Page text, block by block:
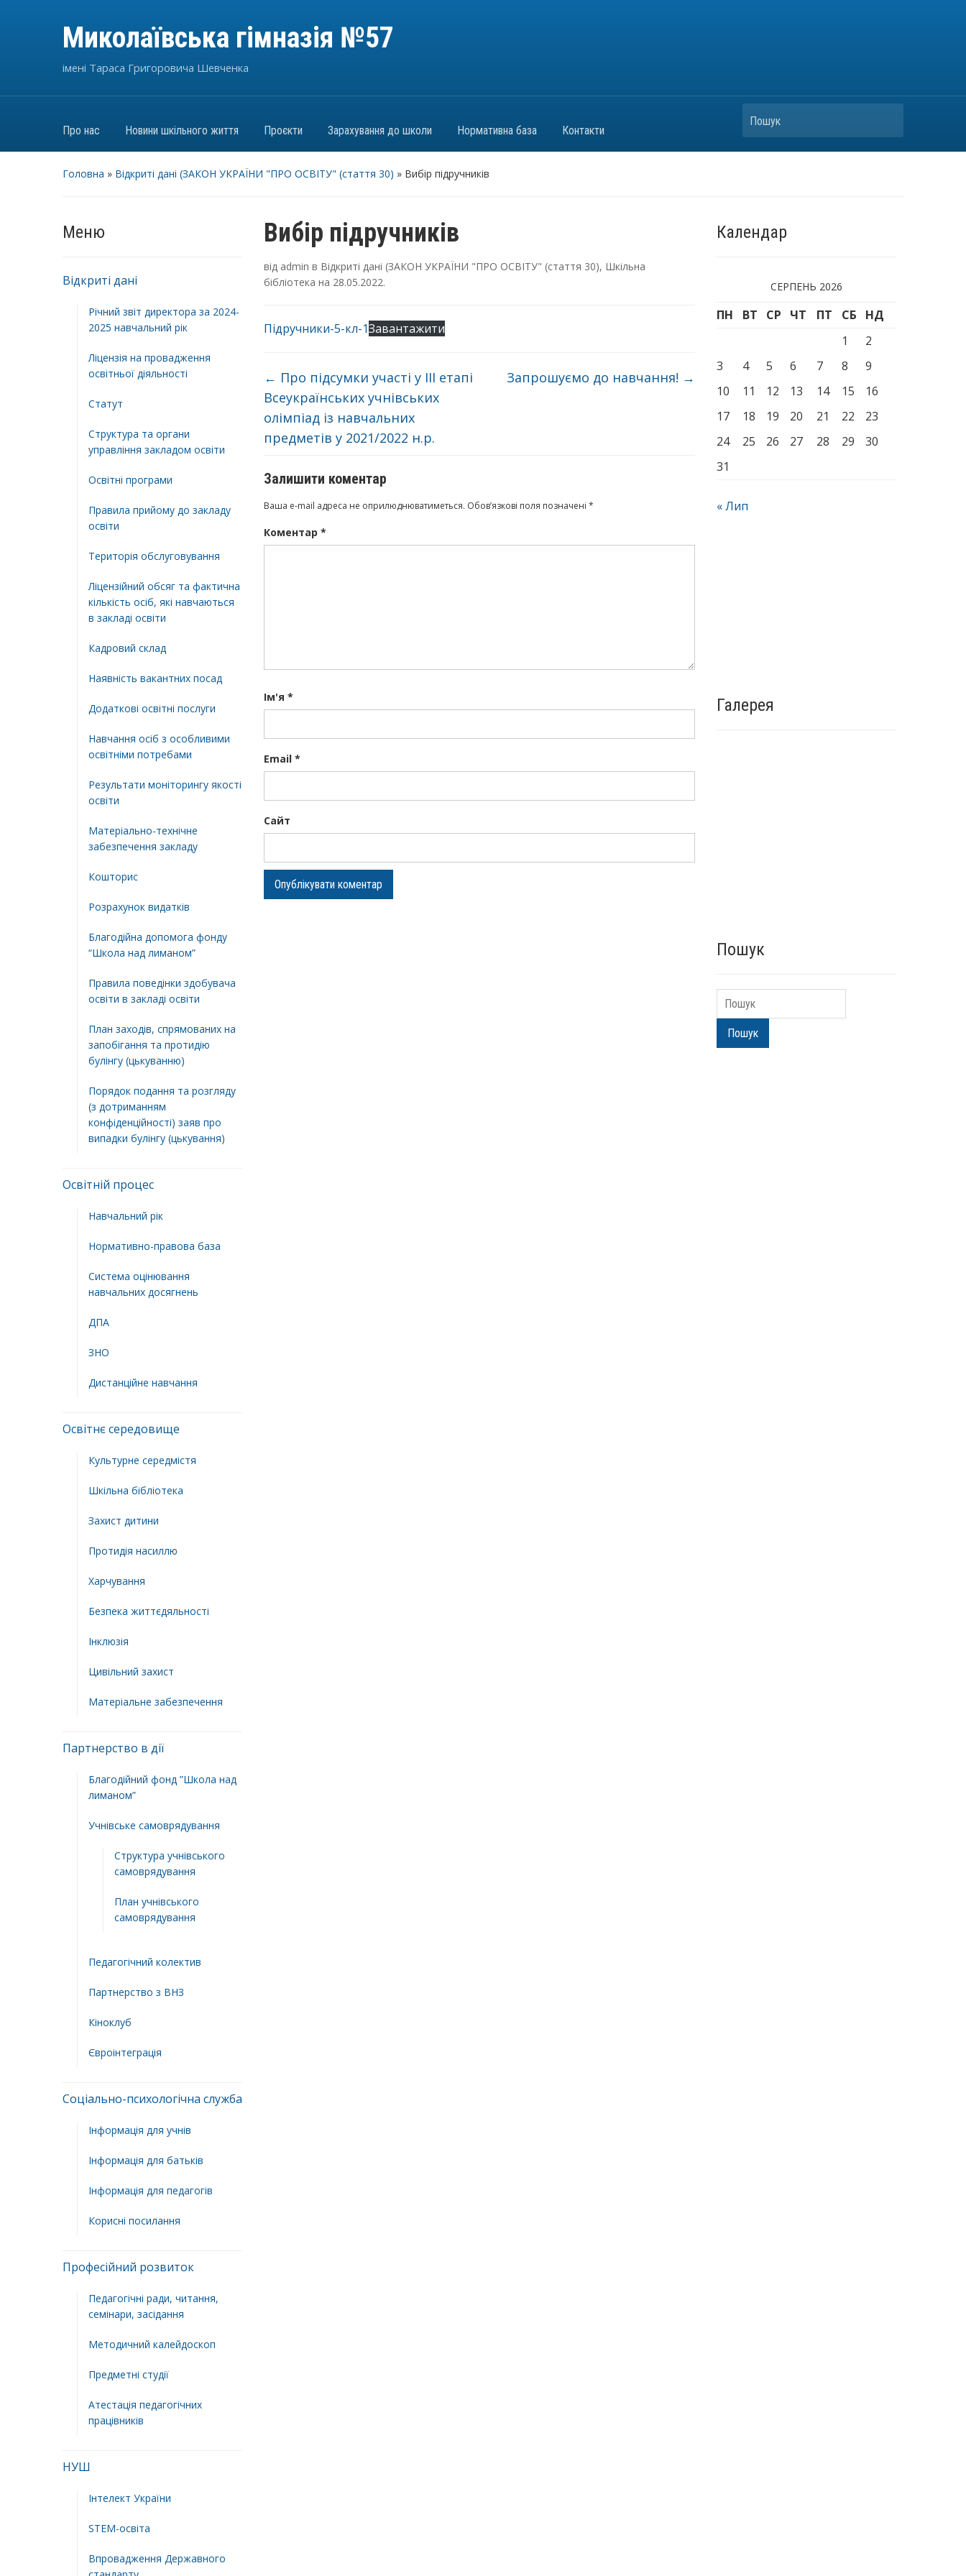
Миколаївська гімназія №57
імені Тараса Григоровича Шевченка
Про нас Новини шкільного життя Проєкти Зарахування до школи Нормативна база Контакти
Пошук
Головна » Відкриті дані (ЗАКОН УКРАЇНИ "ПРО ОСВІТУ" (стаття 30) » Вибір підручників
Меню
Відкриті дані
Річний звіт директора за 2024-
2025 навчальний рік
Ліцензія на провадження
освітньої діяльності
Статут
Структура та органи
управління закладом освіти
Освiтнi програми
Правила прийому до закладу
освіти
Територiя обслуговування
Ліцензійний обсяг та фактична
кількість осіб, які навчаються
в закладі освіти
Кадровий склад
Наявність вакантних посад
Додатковi освiтнi послуги
Навчання осіб з особливими
освітніми потребами
Результати моніторингу якості
освіти
Матеріально-технічне
забезпечення закладу
Кошторис
Розрахунок видатків
Благодійна допомога фонду
“Школа над лиманом”
Правила поведінки здобувача
освіти в закладі освіти
План заходів, спрямованих на
запобігання та протидію
булінгу (цькуванню)
Порядок подання та розгляду
(з дотриманням
конфіденційності) заяв про
випадки булінгу (цькування)
Освітній процес
Навчальний рік
Нормативно-правова база
Система оцінювання
навчальних досягнень
ДПА
ЗНО
Дистанційне навчання
Освітнє середовище
Культурне середмістя
Шкільна бібліотека
Захист дитини
Протидія насиллю
Харчування
Безпека життєдяльності
Інклюзія
Цивільний захист
Матеріальне забезпечення
Партнерство в дії
Благодійний фонд ”Школа над
лиманом”
Учнівське самоврядування
Структура учнiвського
самоврядування
План учнiвського
самоврядування
Педагогічний колектив
Партнерство з ВНЗ
Кіноклуб
Євроінтеграція
Соціально-психологічна служба
Інформація для учнів
Інформація для батьків
Інформація для педагогів
Корисні посилання
Професійний розвиток
Педагогічні ради, читання,
семінари, засідання
Методичний калейдоскоп
Предметні студії
Атестація педагогічних
працівників
НУШ
Інтелект України
STEM-освіта
Впровадження Державного
Вибір підручників
від admin в Відкриті дані (ЗАКОН УКРАЇНИ "ПРО ОСВІТУ" (стаття 30), Шкільна
бібліотека на 28.05.2022.
Підручники-5-кл-1Завантажити
← Про підсумки участі у ІІІ етапі
Всеукраїнських учнівських
олімпіад із навчальних
предметів у 2021/2022 н.р.
Запрошуємо до навчання! →
Залишити коментар
Ваша e-mail адреса не оприлюднюватиметься. Обов’язкові поля позначені *
Коментар *
Ім'я *
Email *
Сайт
Календар
СЕРПЕНЬ 2026
ПН ВТ СР ЧТ ПТ СБ
НД
1
2
3
4 5 6 7 8
9
10
11 12 13 14 15
16
17
18 19 20 21 22
23
24
25 26 27 28 29
30
31
« Лип
Галерея
Пошук
Пошук
Пошук